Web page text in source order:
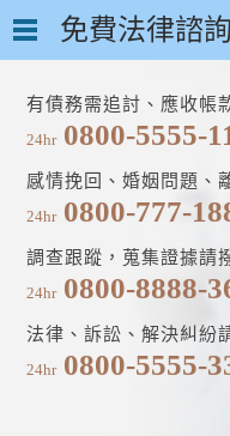
免費法律諮
有債務需追討、應收帳
24hr 0800-5555-
感情挽回、婚姻問題、
24hr 0800-777-
調查跟蹤，蒐集證據請
24hr 0800-8888-
法律、訴訟、解決糾紛
24hr 0800-5555-